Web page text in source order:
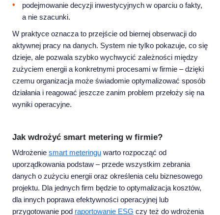
podejmowanie decyzji inwestycyjnych w oparciu o fakty,
a nie szacunki.
W praktyce oznacza to przejście od biernej obserwacji do
aktywnej pracy na danych. System nie tylko pokazuje, co się
dzieje, ale pozwala szybko wychwycić zależności między
zużyciem energii a konkretnymi procesami w firmie – dzięki
czemu organizacja może świadomie optymalizować sposób
działania i reagować jeszcze zanim problem przełoży się na
wyniki operacyjne.
Jak wdrożyć smart metering w firmie?
Wdrożenie smart meteringu warto rozpocząć od
uporządkowania podstaw – przede wszystkim zebrania
danych o zużyciu energii oraz określenia celu biznesowego
projektu. Dla jednych firm będzie to optymalizacja kosztów,
dla innych poprawa efektywności operacyjnej lub
przygotowanie pod raportowanie ESG czy też do wdrożenia